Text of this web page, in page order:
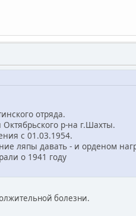
отряда.
р-на г.Шахты.
с 01.03.1954.
ляпы давать - и орденом
о 1941 году
болезни.